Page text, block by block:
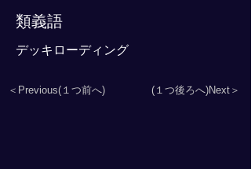
類義語
デッキローディング
＜Previous(１つ前へ) (１つ後ろへ)Next＞